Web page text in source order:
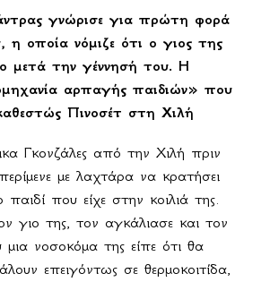
γνώρισε για πρώτη φορά
η οποία νόμιζε ότι ο γιος της
μετά την γέννησή του. Η
αρπαγής παιδιών» που
Πινοσέτ στη Χιλή
Γκονζάλες από την Χιλή πριν
με λαχτάρα να κρατήσει
που είχε στην κοιλιά της.
γιο της, τον αγκάλιασε και τον
μια νοσοκόμα της είπε ότι θα
επειγόντως σε θερμοκοιτίδα,